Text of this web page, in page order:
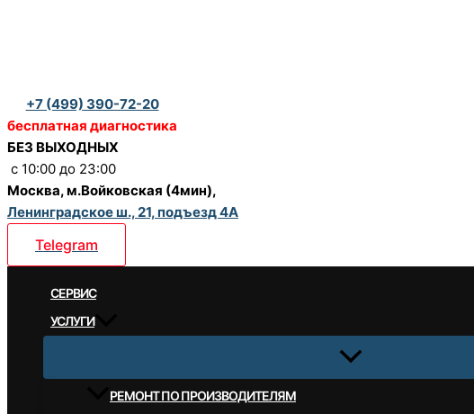
+7 (499) 390-72-20
бесплатная диагностика
БЕЗ ВЫХОДНЫХ
c 10:00 до 23:00
Москва, м.Войковская (4мин),
Ленинградское ш., 21, подъезд 4А
Telegram
CЕРВИС
УСЛУГИ
РЕМОНТ ПО ПРОИЗВОДИТЕЛЯМ